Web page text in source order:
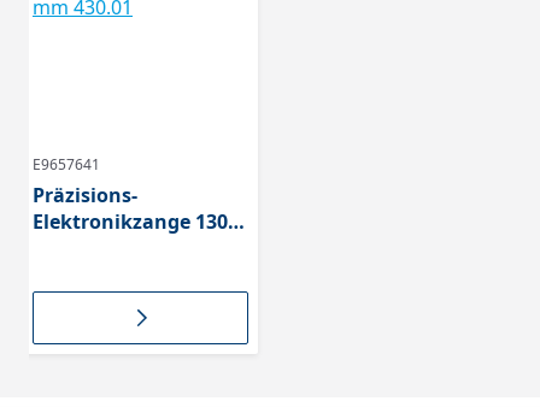
E9657641
Präzisions-
Elektronikzange 130